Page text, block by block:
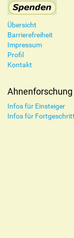
Übersicht
Barrierefreiheit
Impressum
Profil
Kontakt
Infos für Einsteiger
Infos für